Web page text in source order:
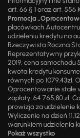
art. 66 § 1 oraz art. 556
Promocja
placówkach
udzieleniu kredytu na
Rzeczywista Roczna
Reprezentatywny
2019, cena samochodu
kwota kredytu
równych po 1079,43zł.
Oprocentowanie stałe
zapłaty: 64 765,80 zł.
prowizja za udzielenie
Wyliczenie na dzień
warunkiem udzielenia
Pokaż wszystko